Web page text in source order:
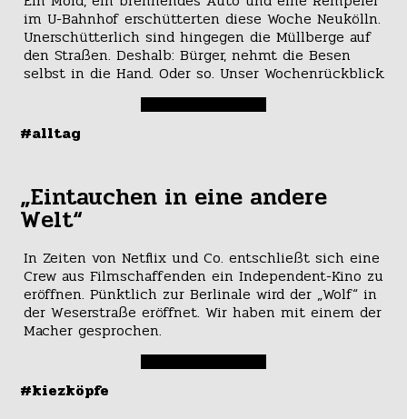
im U-Bahnhof erschütterten diese Woche Neukölln.
Unerschütterlich sind hingegen die Müllberge auf
den Straßen. Deshalb: Bürger, nehmt die Besen
selbst in die Hand. Oder so. Unser Wochenrückblick.
#alltag
„Eintauchen in eine andere
Welt“
In Zeiten von Netflix und Co. entschließt sich eine
Crew aus Filmschaffenden ein Independent-Kino zu
eröffnen. Pünktlich zur Berlinale wird der „Wolf“ in
der Weserstraße eröffnet. Wir haben mit einem der
Macher gesprochen.
#kiezköpfe